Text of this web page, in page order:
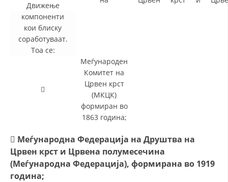
Движење
компоненти
кои блиску
соработуваат.
Тоа се:

Меѓународен
Комитет на
Црвен крст
(МКЦК)
формиран во
1863 година;
 Меѓународна Федерација на Друштва на
Црвен крст и Црвена полумесечина
(Меѓународна Федерација), формирана во 1919
година;